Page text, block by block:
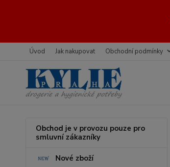
Úvod Jak nakupovat Obchodní podmínky
Obchod je v provozu pouze pro
smluvní zákazníky
Nové zboží